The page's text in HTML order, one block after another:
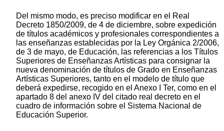
Del mismo modo, es preciso modificar en el Real
Decreto 1850/2009, de 4 de diciembre, sobre expedición
de títulos académicos y profesionales correspondientes a
las enseñanzas establecidas por la Ley Orgánica 2/2006,
de 3 de mayo, de Educación, las referencias a los Títulos
Superiores de Enseñanzas Artísticas para consignar la
nueva denominación de títulos de Grado en Enseñanzas
Artísticas Superiores, tanto en el modelo de título que
deberá expedirse, recogido en el Anexo I Ter, como en el
apartado 8 del anexo IV del citado real decreto en el
cuadro de información sobre el Sistema Nacional de
Educación Superior.